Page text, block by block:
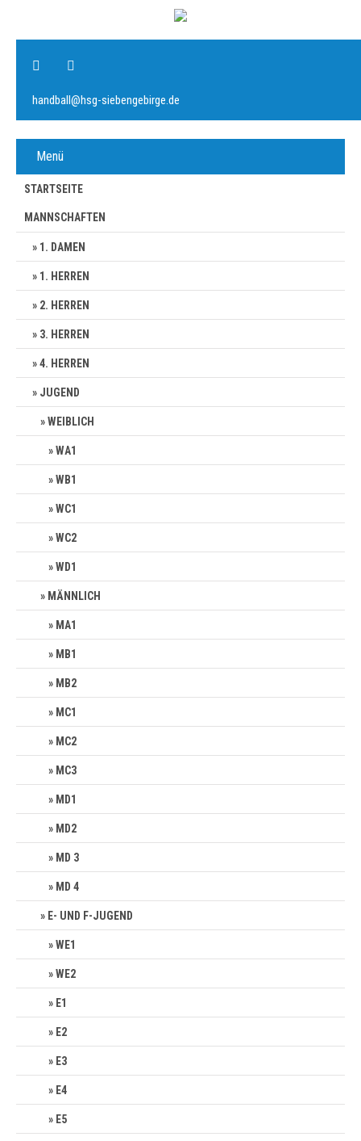
handball@hsg-siebengebirge.de
Menü
STARTSEITE
MANNSCHAFTEN
1. DAMEN
1. HERREN
2. HERREN
3. HERREN
4. HERREN
JUGEND
WEIBLICH
WA1
WB1
WC1
WC2
WD1
MÄNNLICH
MA1
MB1
MB2
MC1
MC2
MC3
MD1
MD2
MD 3
MD 4
E- UND F-JUGEND
WE1
WE2
E1
E2
E3
E4
E5